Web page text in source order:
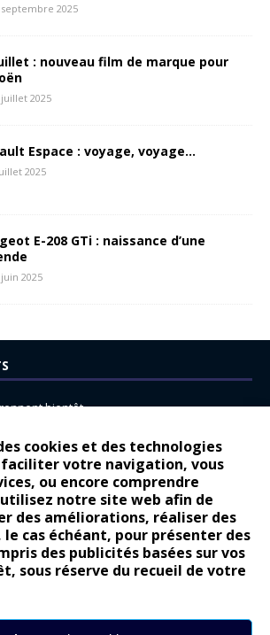
cookies et des technologies
votre navigation, vous
ou encore comprendre
notre site web afin de
des améliorations, réaliser des
cas échéant, pour présenter des
des publicités basées sur vos
sous réserve du recueil de votre
septembre 2025
: nouveau film de marque pour
juillet 2025
Espace : voyage, voyage…
2025
E-208 GTi : naissance d’une
juin 2025
bientôt…
de marque pour Citroën
voyage…
d’une légende